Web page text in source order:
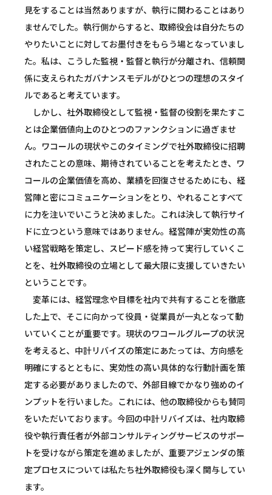
見をすることは当然ありますが、執行に関わることはあり
ませんでした。執行側からすると、取締役会は自分たちの
やりたいことに対してお墨付きをもらう場となっていまし
た。私は、こうした監視・監督と執行が分離され、信頼関
係に支えられたガバナンスモデルがひとつの理想のスタイ
ルであると考えています。
しかし、社外取締役として監視・監督の役割を果たすこ
とは企業価値向上のひとつのファンクションに過ぎませ
ん。ワコールの現状やこのタイミングで社外取締役に招聘
されたことの意味、期待されていることを考えたとき、ワ
コールの企業価値を高め、業績を回復させるためにも、経
営陣と密にコミュニケーションをとり、やれることすべて
に力を注いでいこうと決めました。これは決して執行サイ
ドに立つという意味ではありません。経営陣が実効性の高
い経営戦略を策定し、スピード感を持って実行していくこ
とを、社外取締役の立場として最大限に支援していきたい
ということです。
変革には、経営理念や目標を社内で共有することを徹底
した上で、そこに向かって役員・従業員が一丸となって動
いていくことが重要です。現状のワコールグループの状況
を考えると、中計リバイズの策定にあたっては、方向感を
明確にするとともに、実効性の高い具体的な行動計画を策
定する必要がありましたので、外部目線でかなり強めのイ
ンプットを行いました。これには、他の取締役からも賛同
をいただいております。今回の中計リバイズは、社内取締
役や執行責任者が外部コンサルティングサービスのサポー
トを受けながら策定を進めましたが、重要アジェンダの策
定プロセスについては私たち社外取締役も深く関与してい
ます。